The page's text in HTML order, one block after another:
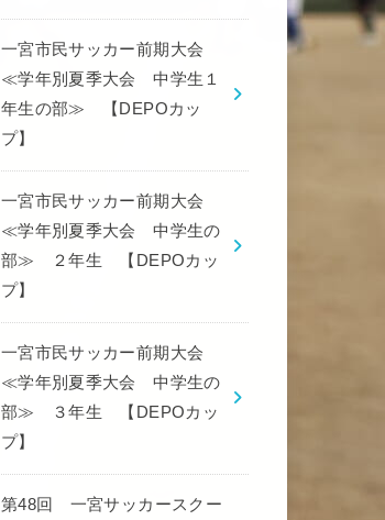
一宮市民サッカー前期大会
≪学年別夏季大会 中学生１
年生の部≫ 【DEPOカッ
プ】
一宮市民サッカー前期大会
≪学年別夏季大会 中学生の
部≫ ２年生 【DEPOカッ
プ】
一宮市民サッカー前期大会
≪学年別夏季大会 中学生の
部≫ ３年生 【DEPOカッ
プ】
第48回 一宮サッカースクー